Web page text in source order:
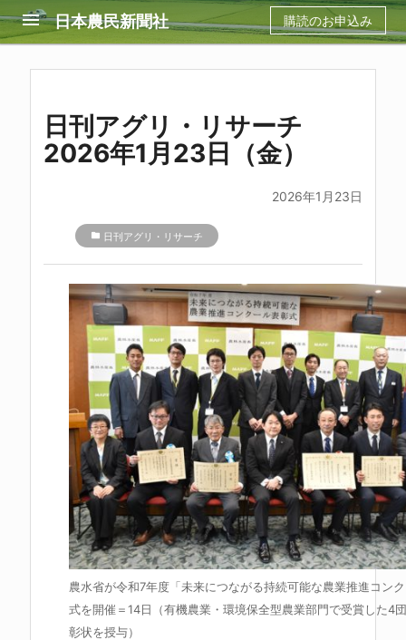
menu 日本農民新聞社 購読のお申込み
日刊アグリ・リサーチ
2026年1月23日（金）
2026年1月23日
folder 日刊アグリ・リサーチ
農水省が令和7年度「未来につながる持続可能な農業推進コン
式を開催＝14日（有機農業・環境保全型農業部門で受賞した4
彰状を授与）